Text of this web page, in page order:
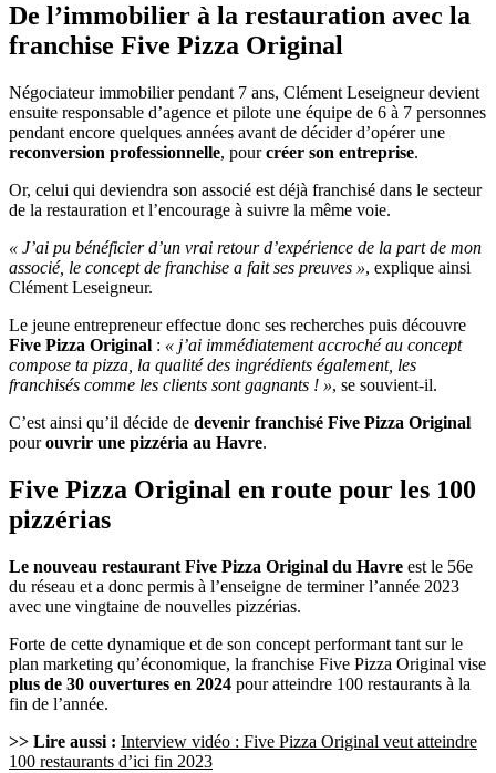
De l’immobilier à la restauration avec la
franchise Five Pizza Original
Négociateur immobilier pendant 7 ans, Clément Leseigneur devient
ensuite responsable d’agence et pilote une équipe de 6 à 7 personnes
pendant encore quelques années avant de décider d’opérer une
reconversion professionnelle, pourcréer son entreprise.
Or, celui qui deviendra son associé est déjà franchisé dans le secteur
de la restauration et l’encourage à suivre la même voie.
« J’ai pu bénéficier d’un vrai retour d’expérience de la part de mon
associé, le concept de franchise a fait ses preuves », explique ainsi
Clément Leseigneur.
Le jeune entrepreneur effectue donc ses recherches puis découvre
Five Pizza Original : « j’ai immédiatement accroché au concept
compose ta pizza, la qualité des ingrédients également, les
franchisés comme les clients sont gagnants ! », se souvient-il.
C’est ainsi qu’il décide de devenir franchisé Five Pizza Original
pourouvrir une pizzéria au Havre.
Five Pizza Original en route pour les 100
pizzérias
Le nouveau restaurant Five Pizza Original du Havre est le 56e
du réseau et a donc permis à l’enseigne de terminer l’année 2023
avec une vingtaine de nouvelles pizzérias.
Forte de cette dynamique et de son concept performant tant sur le
plan marketing qu’économique, la franchise Five Pizza Original vise
plus de 30 ouvertures en 2024 pour atteindre 100 restaurants à la
fin de l’année.
>> Lire aussi : Interview vidéo : Five Pizza Original veut atteindre
100 restaurants d’ici fin 2023